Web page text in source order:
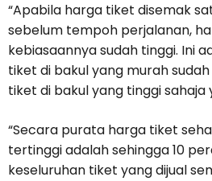
“Apabila harga tiket disemak
sebelum tempoh perjalanan,
kebiasaannya sudah tinggi. Ini
tiket di bakul yang murah
tiket di bakul yang tinggi sahaja
“Secara purata harga tiket
tertinggi adalah sehingga 10
keseluruhan tiket yang dijual